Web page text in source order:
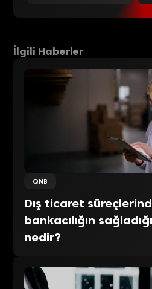
İlgili Haberler
QNB
Dış ticaret
bankacılığın
nedir?